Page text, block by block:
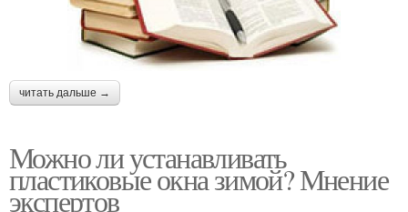
читать дальше →
Можно ли устанавливать
пластиковые окна зимой? Мнение
экспертов